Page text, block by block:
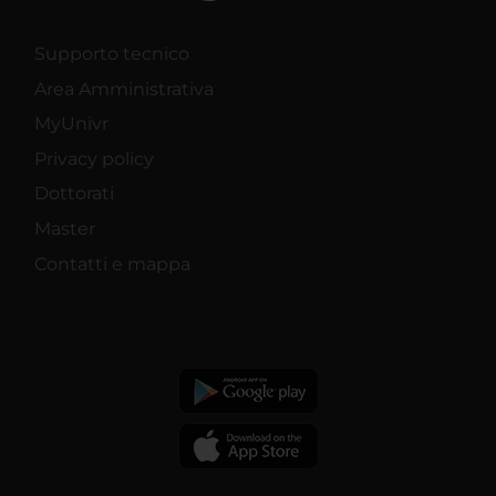
Supporto tecnico
Area Amministrativa
MyUnivr
Privacy policy
Dottorati
Master
Contatti e mappa